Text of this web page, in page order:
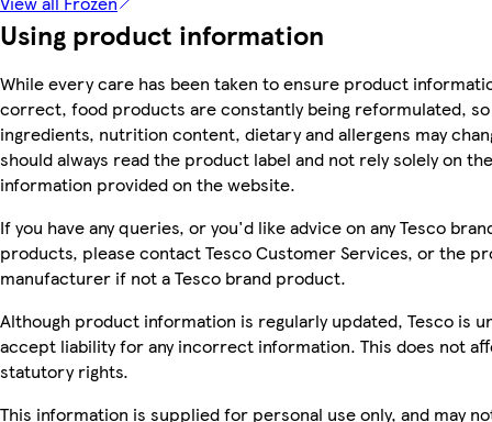
Using product information
While every care has been taken to ensure product
correct, food products are constantly being reformulated, so
ingredients, nutrition content, dietary and allergens may
should always read the product label and not rely solely on the
information provided on the website.
If you have any queries, or you'd like advice on any Tesco
products, please contact Tesco Customer Services, or the
manufacturer if not a Tesco brand product.
Although product information is regularly updated, Tesco is
accept liability for any incorrect information. This does not
statutory rights.
This information is supplied for personal use only, and may